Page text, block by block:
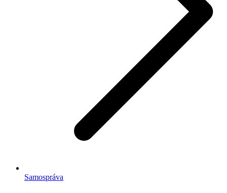
Samospráva